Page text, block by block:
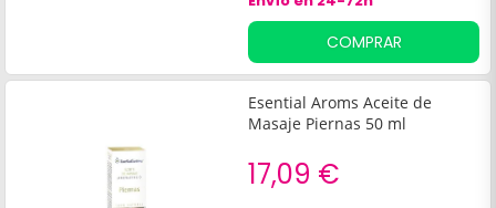
Cuenta con micro orgánulos
vegetales, que contribuyen a
la exfoliación de las pieles
muertas. Sus ingredientes
vigorizan los cutis estresados
y cansados, favoreciendo un
limpio.
COMPRAR
Esential Aroms Aceite de
Masaje Piernas 50 ml
17,09 €